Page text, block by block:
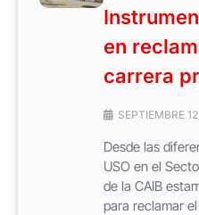
en
carrera
SEPTIEMBRE
Desde las
USO en el
de la CAIB
para reclamar